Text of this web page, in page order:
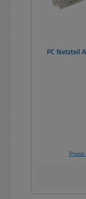
PC Netzteil
Preise